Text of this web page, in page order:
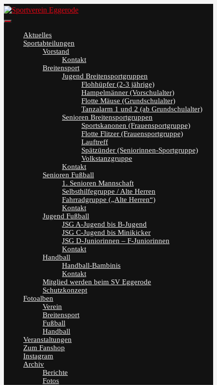
Skip
to
Aktuelles
Sportabteilungen
Vorstand
Kontakt
Breitensport
Jugend Breitensportgruppen
Flohhüpfer (2-3 jährige)
Hampelmänner (Vorschulalter)
Flotte Mäuse (Grundschulalter)
Tanzalarm 1 und 2 (ab Grundschulalter)
Senioren Breitensportgruppen
Sportskanonen (Frauensportgruppe)
Flotte Flitzer (Frauensportgruppe)
Lauftreff
Spätzünder (Seniorinnen-Sportgruppe)
Volkstanzgruppe
Kontakt
Senioren Fußball
1. Senioren Mannschaft
Selbsthilfegruppe / Alte Herren
Fahrradgruppe („Alte Herren“)
Kontakt
Jugend Fußball
JSG A-Jugend bis B-Jugend
JSG C-Jugend bis Minikicker
JSG D-Juniorinnen – F-Juniorinnen
Kontakt
Handball
Handball-Bambinis
Kontakt
Mitglied werden beim SV Eggerode
Schutzkonzept
Fotoalben
Verein
Breitensport
Fußball
Handball
Veranstaltungen
Zum Fanshop
Instagram
Archiv
Berichte
Fotos